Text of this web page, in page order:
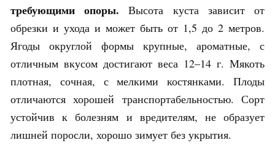
требующими опоры. Высота куста зависит от
обрезки и ухода и может быть от 1,5 до 2 метров.
Ягоды округлой формы крупные, ароматные, с
отличным вкусом достигают веса 12–14 г. Мякоть
плотная, сочная, с мелкими костянками. Плоды
отличаются хорошей транспортабельностью. Сорт
устойчив к болезням и вредителям, не образует
лишней поросли, хорошо зимует без укрытия.